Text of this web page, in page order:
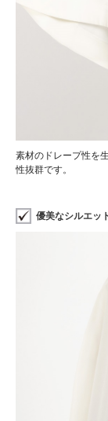
素材のドレープ性を
性抜群です。
優美なシルエッ